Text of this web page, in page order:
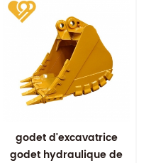
godet d'excavatrice
godet hydraulique de